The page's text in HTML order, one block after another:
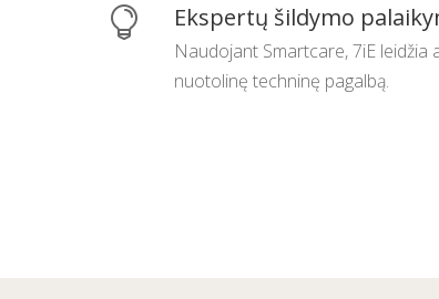
 Ekspertų šildymo
Naudojant Smartcare, 7iE leidžia
nuotolinę techninę pagalbą.